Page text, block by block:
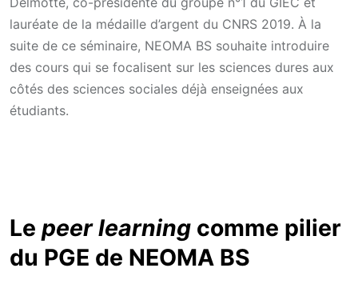
lauréate de la médaille d’argent du CNRS 2019. À la
suite de ce séminaire, NEOMA BS souhaite introduire
des cours qui se focalisent sur les sciences dures aux
côtés des sciences sociales déjà enseignées aux
étudiants.
Le peer learning comme pilier
du PGE de NEOMA BS